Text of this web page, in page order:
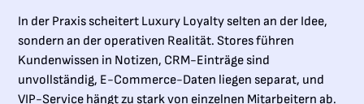
In der Praxis scheitert Luxury Loyalty selten an der Idee,
sondern an der operativen Realität. Stores führen
Kundenwissen in Notizen, CRM-Einträge sind
unvollständig, E-Commerce-Daten liegen separat, und
VIP-Service hängt zu stark von einzelnen Mitarbeitern ab.